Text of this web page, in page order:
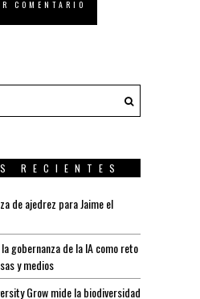
RECIENTES
de ajedrez para Jaime el
gobernanza de la IA como reto
y medios
Grow mide la biodiversidad